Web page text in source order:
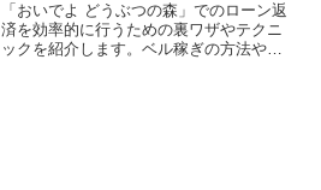
「おいでよ どうぶつの森」でのローン返
済を効率的に行うための裏ワザやテクニ
ックを紹介します。ベル稼ぎの方法やお